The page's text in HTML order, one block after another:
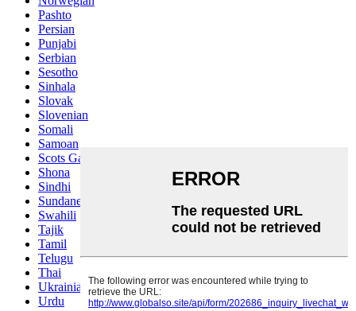
Pashto
Persian
Punjabi
Serbian
Sesotho
Sinhala
Slovak
Slovenian
Somali
Samoan
Scots Gaelic
Shona
Sindhi
Sundanese
Swahili
Tajik
Tamil
Telugu
Thai
Ukrainian
Urdu